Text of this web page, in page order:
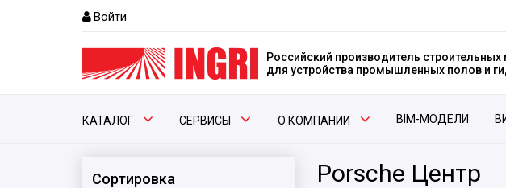
Войти
Российский производитель строительных
для устройства промышленных полов и
КАТАЛОГ СЕРВИСЫ О КОМПАНИИ BIM-МОДЕЛИ
Porsche Центр
Сортировка